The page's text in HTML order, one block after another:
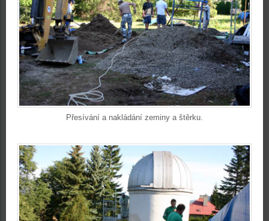
Přesívání a nakládání zeminy a štěrku.